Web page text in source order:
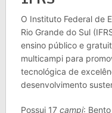
O Instituto Federal de
Rio Grande do Sul
ensino público e
multicampi para
tecnológica de
desenvolvimento
Possui 17 campi: